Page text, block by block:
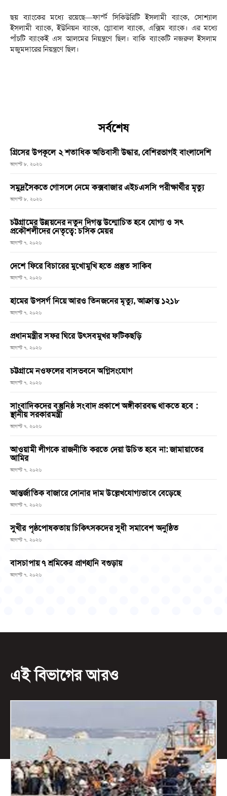
ছয় ব্যাংকের মধ্যে রয়েছে—ফার্স্ট সিকিউরিটি ইসলামী ব্যাংক, সোশ্যাল
ইসলামী ব্যাংক, ইউনিয়ন ব্যাংক, গ্লোবাল ব্যাংক, এক্সিম ব্যাংক। এর মধ্যে
পাঁচটি ব্যাংকই এস আলমের নিয়ন্ত্রণে ছিল। বাকি ব্যাংকটি নজরুল ইসলাম
মজুমদারের নিয়ন্ত্রণে ছিল।
সর্বশেষ
গ্রিসের উপকূলে ২ শতাধিক অভিবাসী উদ্ধার, বেশিরভাগই বাংলাদেশি
আগস্ট ৮, ২০২৬
সমুদ্রসৈকতে গোসলে নেমে কক্সবাজার এইচএসসি পরীক্ষার্থীর মৃত্যু
আগস্ট ৮, ২০২৬
চট্টগ্রামের উন্নয়নের নতুন দিগন্ত উন্মোচিত হবে যোগ্য ও সৎ
প্রকৌশলীদের নেতৃত্বে: চসিক মেয়র
আগস্ট ৭, ২০২৬
দেশে ফিরে বিচারের মুখোমুখি হতে প্রস্তুত সাকিব
আগস্ট ৭, ২০২৬
হামের উপসর্গ নিয়ে আরও তিনজনের মৃত্যু, আক্রান্ত ১২১৮
আগস্ট ৭, ২০২৬
প্রধানমন্ত্রীর সফর ঘিরে উৎসবমুখর ফটিকছড়ি
আগস্ট ৭, ২০২৬
চট্টগ্রামে নওফলের বাসভবনে অগ্নিসংযোগ
আগস্ট ৭, ২০২৬
সাংবাদিকদের বস্তুনিষ্ঠ সংবাদ প্রকাশে অঙ্গীকারবদ্ধ থাকতে হবে :
স্থানীয় সরকারমন্ত্রী
আগস্ট ৭, ২০২৬
আওয়ামী লীগকে রাজনীতি করতে দেয়া উচিত হবে না: জামায়াতের
আমির
আগস্ট ৭, ২০২৬
আন্তর্জাতিক বাজারে সোনার দাম উল্লেখযোগ্যভাবে বেড়েছে
আগস্ট ৭, ২০২৬
সুখীর পৃষ্ঠপোষকতায় চিকিৎসকদের সুধী সমাবেশ অনুষ্ঠিত
আগস্ট ৭, ২০২৬
বাসচাপায় ৭ শ্রমিকের প্রাণহানি বগুড়ায়
আগস্ট ৭, ২০২৬
এই বিভাগের আরও